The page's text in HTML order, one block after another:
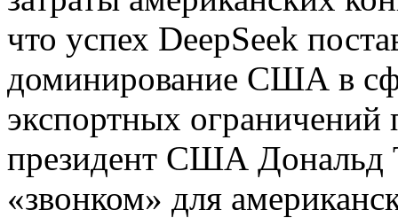
что успех DeepSeek
доминирование США в
экспортных
президент США Дональд
«звонком» для